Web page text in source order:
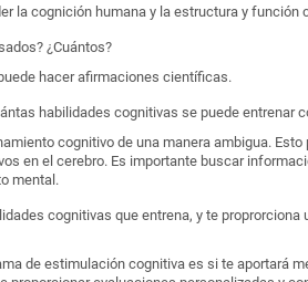
la cognición humana y la estructura y función
¿Cuántos?
hacer afirmaciones científicas.
habilidades cognitivas se puede entrenar
cognitivo de una manera ambigua.
en el cerebro. Es importante buscar
mental.
cognitivas que entrena, y te
de estimulación cognitiva es si te aportará